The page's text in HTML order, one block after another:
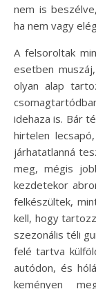
nem is
ha nem vagy
A felsoroltak
esetben
olyan alap
idehaza is. Bár
hirtelen
járhatatlanná
meg, mégis
kezdetekor
felkészültek,
kell, hogy
szezonális téli
felé tartva
autódon, és
keményen